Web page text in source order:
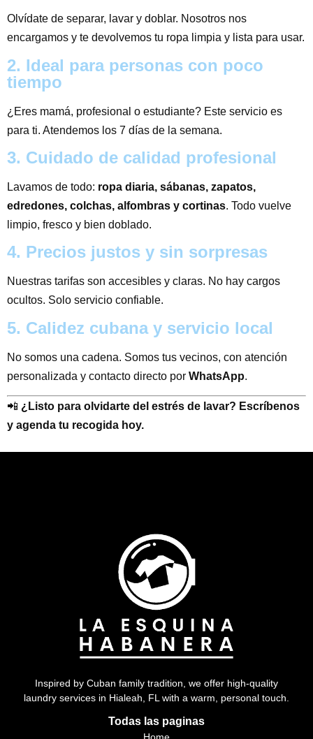
Olvídate de separar, lavar y doblar. Nosotros nos
encargamos y te devolvemos tu ropa limpia y lista para usar.
2. Ideal para personas con poco
tiempo
¿Eres mamá, profesional o estudiante? Este servicio es
para ti. Atendemos los 7 días de la semana.
3. Cuidado de calidad profesional
Lavamos de todo: ropa diaria, sábanas, zapatos,
edredones, colchas, alfombras y cortinas. Todo vuelve
limpio, fresco y bien doblado.
4. Precios justos y sin sorpresas
Nuestras tarifas son accesibles y claras. No hay cargos
ocultos. Solo servicio confiable.
5. Calidez cubana y servicio local
No somos una cadena. Somos tus vecinos, con atención
personalizada y contacto directo por WhatsApp.
📲 ¿Listo para olvidarte del estrés de lavar? Escríbenos
y agenda tu recogida hoy.
Inspired by Cuban family tradition, we offer high-quality
laundry services in Hialeah, FL with a warm, personal touch.
Todas las paginas
Home